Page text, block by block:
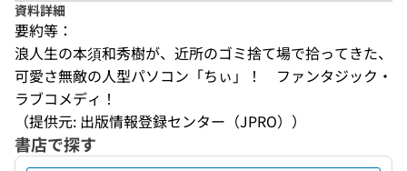
資料詳細
要約等：
浪人生の本須和秀樹が、近所のゴミ捨て場で拾ってきた、
可愛さ無敵の人型パソコン「ちぃ」！　ファンタジック・
ラブコメディ！
（提供元: 出版情報登録センター（JPRO））
書店で探す